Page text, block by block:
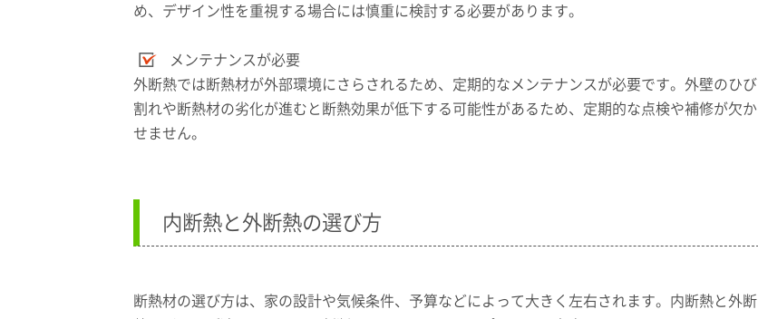
め、デザイン性を重視する場合には慎重に検討する必要があります。
メンテナンスが必要
外断熱では断熱材が外部環境にさらされるため、定期的なメンテナンスが必要です。外壁のひび
割れや断熱材の劣化が進むと断熱効果が低下する可能性があるため、定期的な点検や補修が欠か
せません。
内断熱と外断熱の選び方
断熱材の選び方は、家の設計や気候条件、予算などによって大きく左右されます。内断熱と外断